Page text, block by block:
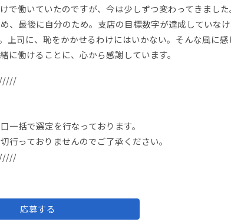
で働いていたのですが、今は少しずつ変わってきまし
、最後に自分のため。支店の目標数字が達成していな
上司に、恥をかかせるわけにはいかない。そんな風に感
に働けることに、心から感謝しています。
括で選定を行なっております。
行っておりませんのでご了承ください。
応募する